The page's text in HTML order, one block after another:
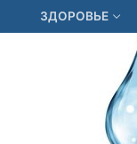
Перейти
к
ЗДОРОВЬЕ